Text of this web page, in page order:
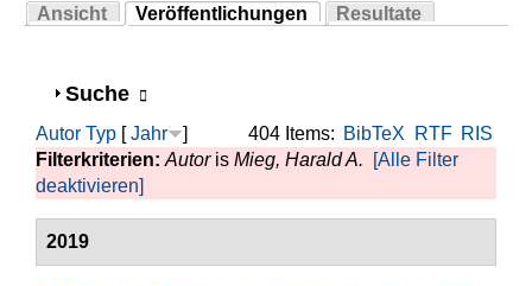
Sie sind hier
Ansicht
Veröffentlichungen
(aktiver Reiter)
Resultate
Anzeigen
Suche
404 Items: BibTeX RTF RIS
Autor Typ [Jahr
]
Filterkriterien: Autoris Mieg, Harald A.
[Alle Filter
deaktivieren]
2019